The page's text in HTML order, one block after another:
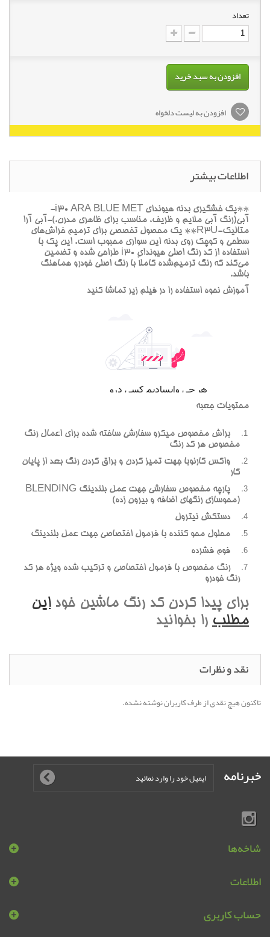
تعداد
افزودن به سبد خرید
افزودن به لیست دلخواه
اطلاعات بیشتر
**پک خشگيري بدنه هيونداي i30 ARA BLUE MET-
آبي(رنگ آبي ملايم و ظريف، مناسب براي ظاهري مدرن.)-آبي آرا
متاليک-R3U** يک محصول تخصصي براي ترميم خراش‌هاي
سطحي و کوچک روي بدنه اين سواري محبوب است. اين پک با
استفاده از کد رنگ اصلي هيونداي i30 طراحي شده و تضمين
مي‌کند که رنگ ترميم‌شده کاملاً با رنگ اصلي خودرو هماهنگ
باشد.
آموزش نحوه استفاده را در فيلم زير تماشا کنيد
محتويات جعبه
براش مخصوص ميکرو سفارشي ساخته شده براي اعمال رنگ
مخصوص هر کد رنگ
واکس کارنوبا جهت تميز کردن و براق کردن رنگ بعد از پايان
کار
پارچه مخصوص سفارشي جهت عمل بلندينگ BLENDING
(محوسازي رنگهاي اضافه و بيرون زده)
دستکش نيترول
محلول محو کننده با فرمول اختصاصي جهت عمل بلندينگ
فوم فشرده
رنگ مخصوص با فرمول اختصاصي و ترکيب شده ويژه هر کد
رنگ خودرو
براي پيدا کردن کد رنگ ماشين خوداين
مطلب را بخوانيد
نقد و نظرات
تاکنون هیچ نقدی از طرف کاربران نوشته نشده.
خبرنامه
شاخه‌ها
اطلاعات
حساب کاربری